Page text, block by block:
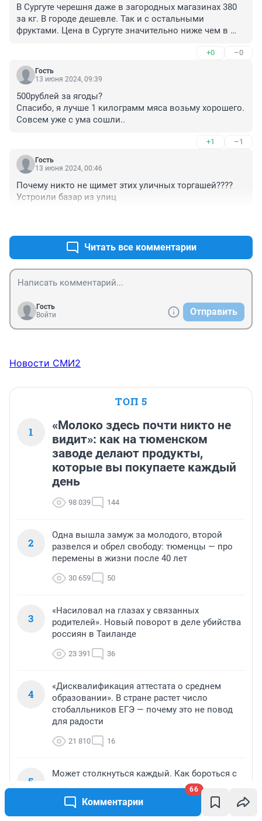
Комментарии
66
В Сургуте черешня даже в загородных магазинах 380
за кг. В городе дешевле. Так и с остальными
фруктами. Цена в Сургуте значительно ниже чем в
Сургуте и тюменский продавцы их там покупают. :)))
+0 –0
Гость
13 июня 2024, 09:39
500рублей за ягоды?
Спасибо, я лучше 1 килограмм мяса возьму хорошего.
Совсем уже с ума сошли..
+1 –1
Гость
13 июня 2024, 00:46
Почему никто не щимет этих уличных торгашей????
Устроили базар из улиц
Читать все комментарии
Гость
Войти
Отправить
Новости СМИ2
ТОП 5
1
«Молоко здесь почти никто не
видит»: как на тюменском
заводе делают продукты,
которые вы покупаете каждый
день
98 039 144
2
Одна вышла замуж за молодого, второй
развелся и обрел свободу: тюменцы — про
перемены в жизни после 40 лет
30 659 50
3
«Насиловал на глазах у связанных
родителей». Новый поворот в деле убийства
россиян в Таиланде
23 391 36
4
«Дисквалификация аттестата о среднем
образовании». В стране растет число
стобалльников ЕГЭ — почему это не повод
для радости
21 810 16
5
Может столкнуться каждый. Как бороться с
бактериальными болезнями овощей —
советы
19 864 5